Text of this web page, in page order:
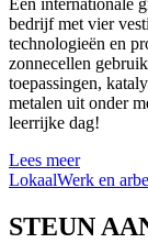
Een internationale
bedrijf met vier
technologieën en
zonnecellen
toepassingen,
metalen uit onder
leerrijke dag!
Lees meer
LokaalWerk en
STEUN